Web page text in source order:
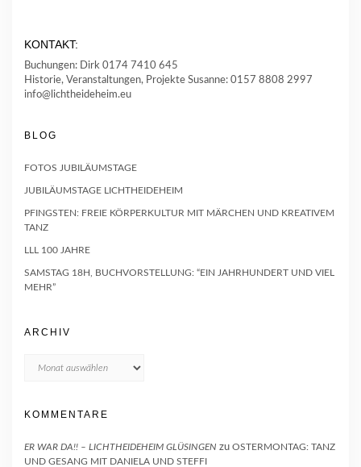
KONTAKT:
Buchungen: Dirk 0174 7410 645
Historie, Veranstaltungen, Projekte Susanne: 0157 8808 2997
info@lichtheideheim.eu
BLOG
FOTOS JUBILÄUMSTAGE
JUBILÄUMSTAGE LICHTHEIDEHEIM
PFINGSTEN: FREIE KÖRPERKULTUR MIT MÄRCHEN UND KREATIVEM
TANZ
LLL 100 JAHRE
SAMSTAG 18H, BUCHVORSTELLUNG: “EIN JAHRHUNDERT UND VIEL
MEHR”
ARCHIV
KOMMENTARE
ER WAR DA!! – LICHTHEIDEHEIM GLÜSINGEN zu OSTERMONTAG: TANZ
UND GESANG MIT DANIELA UND STEFFI